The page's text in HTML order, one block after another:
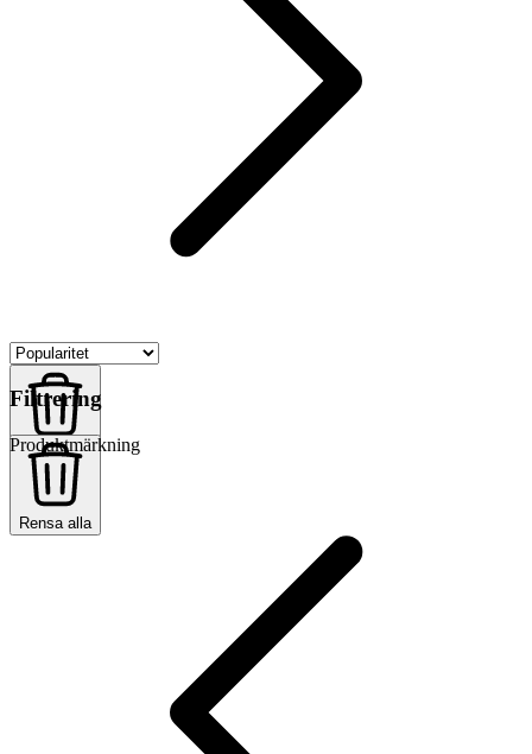
Rensa alla
Filtrering
Rensa alla
Produktmärkning